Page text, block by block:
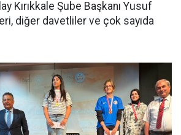
Kırıkkale Şube Başkanı Yusuf
diğer davetliler ve çok sayıda